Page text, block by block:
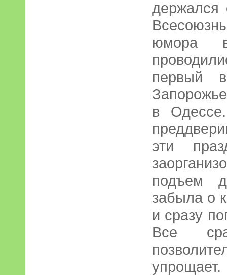
держался
юмора
первый
в
эти
подъем
забыла о
и сразу
Все